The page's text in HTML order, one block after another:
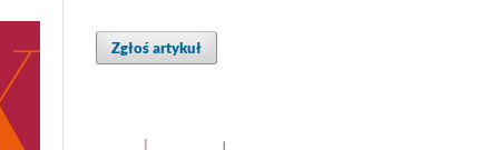
Zgłoś artykuł